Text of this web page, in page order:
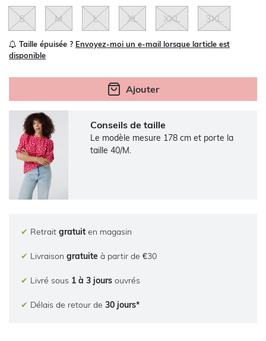
S M L XL XXL 3XL
Taille épuisée ? Envoyez-moi un e-mail lorsque larticle est
disponible
Ajouter
Conseils de taille
Le modèle mesure 178 cm et porte la
taille 40/M.
✔ Retrait gratuit en magasin
✔ Livraison gratuite à partir de €30
✔ Livré sous 1 à 3 jours ouvrés
✔ Délais de retour de 30 jours*